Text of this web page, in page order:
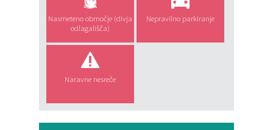
Nasmeteno območje (divja
odlagališča)
Nepravilno parkiranje
Naravne nesreče